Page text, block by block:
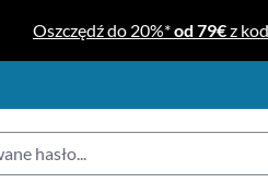
Oszczędź do 20%*od 79€z